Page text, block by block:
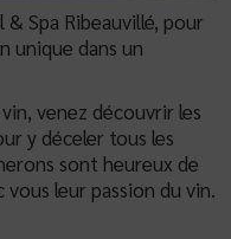
Spa Ribeauvillé, pour
unique dans un
venez découvrir les
y déceler tous les
sont heureux de
leur passion du vin.